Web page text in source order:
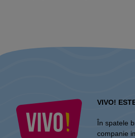
VIVO!
În spatele
companie